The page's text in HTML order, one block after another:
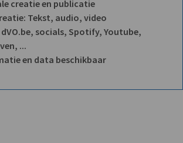
creatie en publicatie
Tekst, audio, video
socials, Spotify, Youtube,
...
en data beschikbaar